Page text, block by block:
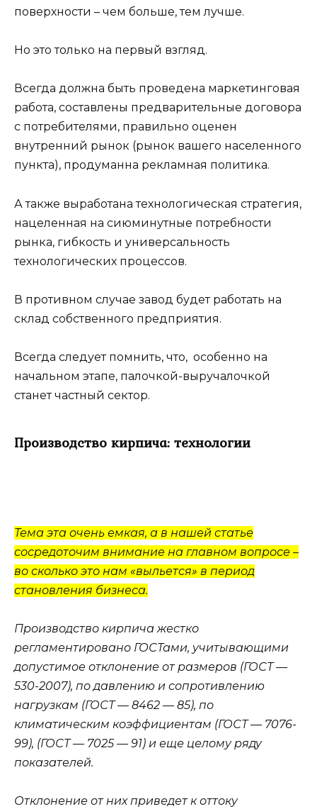
поверхности – чем больше, тем лучше.
Но это только на первый взгляд.
Всегда должна быть проведена маркетинговая
работа, составлены предварительные договора
с потребителями, правильно оценен
внутренний рынок (рынок вашего населенного
пункта), продуманна рекламная политика.
А также выработана технологическая стратегия,
нацеленная на сиюминутные потребности
рынка, гибкость и универсальность
технологических процессов.
В противном случае завод будет работать на
склад собственного предприятия.
Всегда следует помнить, что, особенно на
начальном этапе, палочкой-выручалочкой
станет частный сектор.
Производство кирпича: технологии
Тема эта очень емкая, а в нашей статье
сосредоточим внимание на главном вопросе –
во сколько это нам «выльется» в период
становления бизнеса.
Производство кирпича жестко
регламентировано ГОСТами, учитывающими
допустимое отклонение от размеров (ГОСТ —
530-2007), по давлению и сопротивлению
нагрузкам (ГОСТ — 8462 — 85), по
климатическим коэффициентам (ГОСТ — 7076-
99), (ГОСТ — 7025 — 91) и еще целому ряду
показателей.
Отклонение от них приведет к оттоку